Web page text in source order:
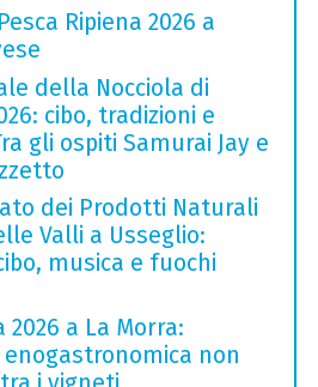
Ripiena 2026 a
della Nocciola di
cibo, tradizioni e
gli ospiti Samurai Jay e
dei Prodotti Naturali
Valli a Usseglio:
musica e fuochi
2026 a La Morra:
non